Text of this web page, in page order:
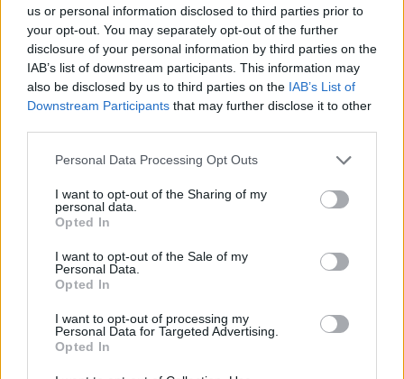
us or personal information disclosed to third parties prior to
your opt-out. You may separately opt-out of the further
disclosure of your personal information by third parties on the
IAB’s list of downstream participants. This information may
also be disclosed by us to third parties on the IAB’s List of
Downstream Participants that may further disclose it to other
Personal Data Processing Opt Outs
I want to opt-out of the Sharing of my
personal data.
Opted In
I want to opt-out of the Sale of my
Personal Data.
Opted In
I want to opt-out of processing my
Personal Data for Targeted Advertising.
Opted In
Όπως επισήμανε, οι δύο χώρες μπορούν να
διαδραματίσουν πρωταγωνιστικό ρόλο στη
διαμόρφωση ενός πιο βιώσιμου και ανθεκτικού
συνδυάζει την καινοτομία με τον σεβασμό στην
πολιτιστική κληρονομιά, την οικονομική ανάπτυξη
με την περιβαλλοντική ευθύνη και την
ανταγωνιστικότητα με την κοινωνική συνοχή.